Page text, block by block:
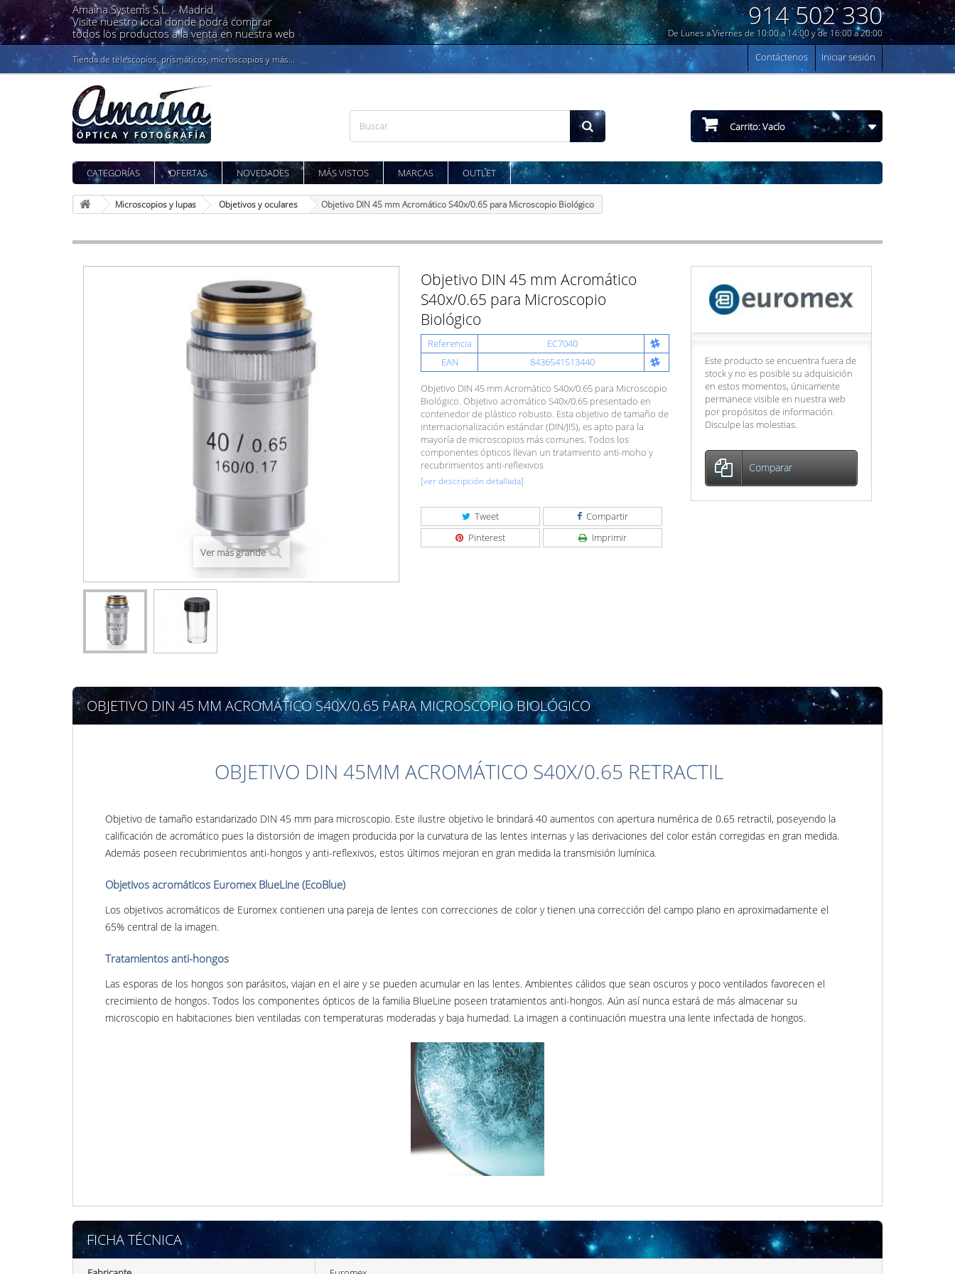
Amaina Systems S.L. -Madrid
Visíte nuestro local donde podrá comprar
todos los productos a la venta en nuestra web
914 502 330
De Lunes a Viernes de 10:00 a 14:00 y de 16:00 a 20:00
Iniciar sesión
Contáctenos
Tienda de telescopios, prismáticos, microscopios y más...
Carrito:Vacío
CATEGORÍAS OFERTAS NOVEDADES MÁS VISTOS MARCAS OUTLET
Microscopios y lupas Objetivos y oculares Objetivo DIN 45 mm Acromático S40x/0.65 para Microscopio Biológico
Ver más grande
Objetivo DIN 45 mm Acromático
S40x/0.65 para Microscopio
Biológico
Referencia
EC7040
EAN
8436541513440
Objetivo DIN 45 mm Acromático S40x/0.65 para Microscopio
Biológico. Objetivo acromático S40x/0.65 presentado en
contenedor de plástico robusto. Esta objetivo de tamaño de
internacionalización estándar (DIN/JIS), es apto para la
mayoría de microscopios más comunes. Todos los
componentes ópticos llevan un tratamiento anti-moho y
recubrimientos anti-reflexivos
[ver descripción detallada]
Tweet
Compartir
Pinterest
Imprimir
Este producto se encuentra fuera de
stock y no es posible su adquisición
en estos momentos, únicamente
permanece visible en nuestra web
por propósitos de información.
Disculpe las molestias.
Comparar
OBJETIVO DIN 45 MM ACROMÁTICO S40X/0.65 PARA MICROSCOPIO BIOLÓGICO
OBJETIVO DIN 45MM ACROMÁTICO S40X/0.65 RETRACTIL
Objetivo de tamaño estandarizado DIN 45 mm para microscopio. Este ilustre objetivo le brindará 40 aumentos con apertura numérica de 0.65 retractil, poseyendo la
calificación de acromático pues la distorsión de imagen producida por la curvatura de las lentes internas y las derivaciones del color están corregidas en gran medida.
Además poseen recubrimientos anti-hongos y anti-reflexivos, estos últimos mejoran en gran medida la transmisión lumínica.
Objetivos acromáticos Euromex BlueLine (EcoBlue)
Los objetivos acromáticos de Euromex contienen una pareja de lentes con correcciones de color y tienen una corrección del campo plano en aproximadamente el
65% central de la imagen.
Tratamientos anti-hongos
Las esporas de los hongos son parásitos, viajan en el aire y se pueden acumular en las lentes. Ambientes cálidos que sean oscuros y poco ventilados favorecen el
crecimiento de hongos. Todos los componentes ópticos de la familia BlueLine poseen tratamientos anti-hongos. Aún así nunca estará de más almacenar su
microscopio en habitaciones bien ventiladas con temperaturas moderadas y baja humedad. La imagen a continuación muestra una lente infectada de hongos.
FICHA TÉCNICA